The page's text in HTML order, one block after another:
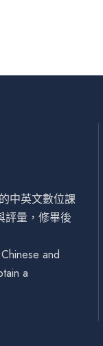
中英文數位課
評量，修畢後
and
a